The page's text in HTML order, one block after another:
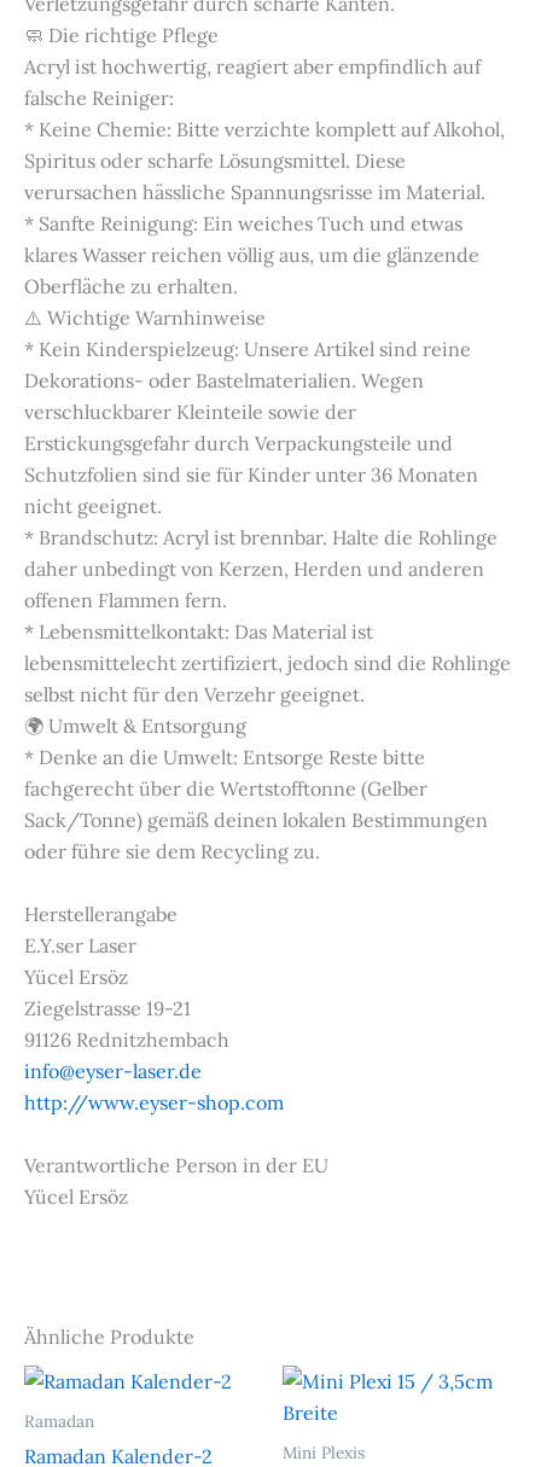
🧼 Die richtige Pflege
Acryl ist hochwertig, reagiert aber empfindlich auf
falsche Reiniger:
* Keine Chemie: Bitte verzichte komplett auf Alkohol,
Spiritus oder scharfe Lösungsmittel. Diese
verursachen hässliche Spannungsrisse im Material.
* Sanfte Reinigung: Ein weiches Tuch und etwas
klares Wasser reichen völlig aus, um die glänzende
Oberfläche zu erhalten.
⚠️ Wichtige Warnhinweise
* Kein Kinderspielzeug: Unsere Artikel sind reine
Dekorations- oder Bastelmaterialien. Wegen
verschluckbarer Kleinteile sowie der
Erstickungsgefahr durch Verpackungsteile und
Schutzfolien sind sie für Kinder unter 36 Monaten
nicht geeignet.
* Brandschutz: Acryl ist brennbar. Halte die Rohlinge
daher unbedingt von Kerzen, Herden und anderen
offenen Flammen fern.
* Lebensmittelkontakt: Das Material ist
lebensmittelecht zertifiziert, jedoch sind die Rohlinge
selbst nicht für den Verzehr geeignet.
🌍 Umwelt & Entsorgung
* Denke an die Umwelt: Entsorge Reste bitte
fachgerecht über die Wertstofftonne (Gelber
Sack/Tonne) gemäß deinen lokalen Bestimmungen
oder führe sie dem Recycling zu.
Herstellerangabe
E.Y.ser Laser
Yücel Ersöz
Ziegelstrasse 19-21
91126 Rednitzhembach
info@eyser-laser.de
http://www.eyser-shop.com
Verantwortliche Person in der EU
Yücel Ersöz
Ähnliche Produkte
Ramadan
Ramadan Kalender-2 Mini Plexis